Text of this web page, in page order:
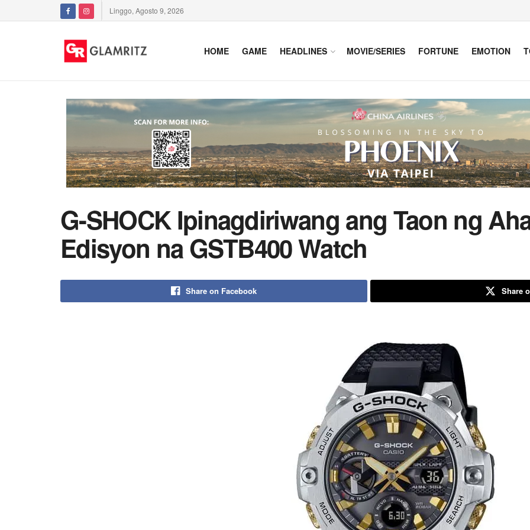
Linggo, Agosto 9, 2026
HOME GAME HEADLINES MOVIE/SERIES FORTUNE EMOTION
G-SHOCK Ipinagdiriwang ang Taon ng
Edisyon na GSTB400 Watch
Share on Facebook Share